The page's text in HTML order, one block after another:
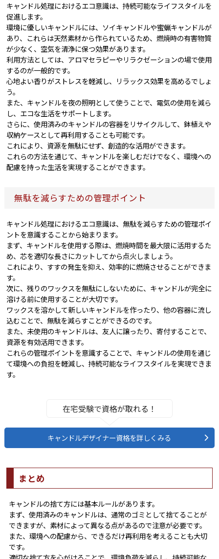
キャンドル処理におけるエコ意識は、持続可能なライフスタイルを
促進します。
環境に優しいキャンドルには、ソイキャンドルや蜜蝋キャンドルが
あり、これらは天然素材から作られているため、燃焼時の有害物質
が少なく、空気を清浄に保つ効果があります。
利用方法としては、アロマセラピーやリラクゼーションの場で使用
するのが一般的です。
心地よい香りがストレスを軽減し、リラックス効果を高めるでしょ
う。
また、キャンドルを夜の照明として使うことで、電気の使用を減ら
し、エコな生活をサポートします。
さらに、使用済みのキャンドルの容器をリサイクルして、鉢植えや
収納ケースとして再利用することも可能です。
これにより、資源を無駄にせず、創造的な活用ができます。
これらの方法を通じて、キャンドルを楽しむだけでなく、環境への
配慮を持った生活を実現することができます。
無駄を減らすための管理ポイント
キャンドル処理におけるエコ意識は、無駄を減らすための管理ポイ
ントを意識することから始まります。
まず、キャンドルを使用する際は、燃焼時間を最大限に活用するた
め、芯を適切な長さにカットしてから点火しましょう。
これにより、すすの発生を抑え、効率的に燃焼させることができま
す。
次に、残りのワックスを無駄にしないために、キャンドルが完全に
溶ける前に使用することが大切です。
ワックスを溶かして新しいキャンドルを作ったり、他の容器に流し
込むことで、無駄を減らすことができるのです。
また、未使用のキャンドルは、友人に譲ったり、寄付することで、
資源を有効活用できます。
これらの管理ポイントを意識することで、キャンドルの使用を通じ
て環境への負担を軽減し、持続可能なライフスタイルを実現できま
す。
在宅受験で資格が取れる！
キャンドルデザイナー資格を詳しくみる
まとめ
キャンドルの捨て方には基本ルールがあります。
まず、使用済みのキャンドルは、通常のゴミとして捨てることが
できますが、素材によって異なる点があるので注意が必要です。
また、環境への配慮から、できるだけ再利用を考えることも大切
です。